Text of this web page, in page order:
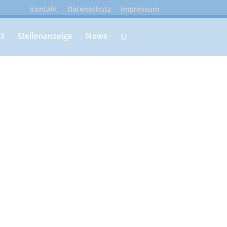
Kontakt Datenschutz Impressum
Stellenanzeige News